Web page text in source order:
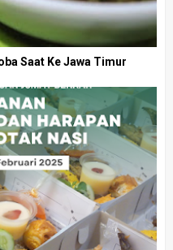
Saat Ke Jawa Timur